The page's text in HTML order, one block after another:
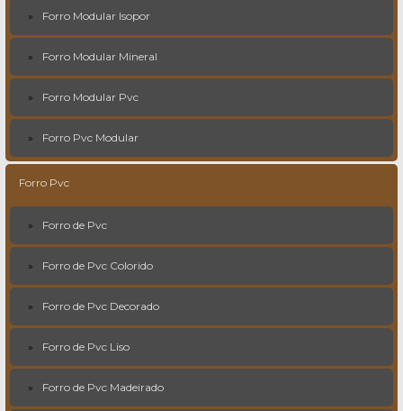
Forro Modular Isopor
Forro Modular Mineral
Forro Modular Pvc
Forro Pvc Modular
Forro Pvc
Forro de Pvc
Forro de Pvc Colorido
Forro de Pvc Decorado
Forro de Pvc Liso
Forro de Pvc Madeirado